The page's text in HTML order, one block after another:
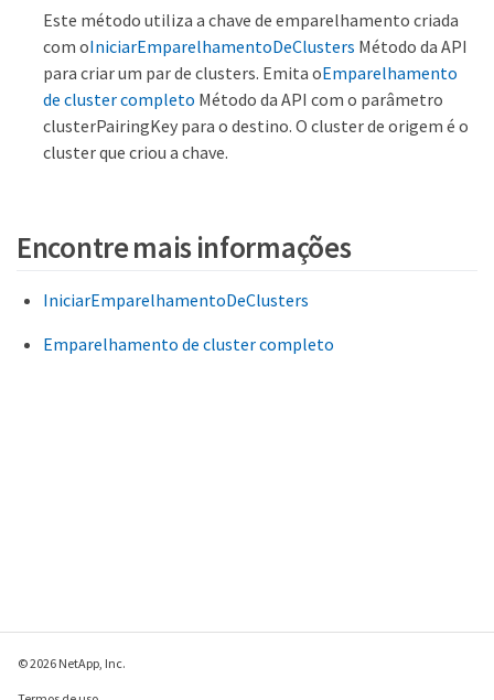
Este método utiliza a chave de emparelhamento criada
com oIniciarEmparelhamentoDeClusters Método da API
para criar um par de clusters. Emita oEmparelhamento
de cluster completo Método da API com o parâmetro
clusterPairingKey para o destino. O cluster de origem é o
cluster que criou a chave.
Encontre mais informações
IniciarEmparelhamentoDeClusters
Emparelhamento de cluster completo
© 2026 NetApp, Inc.